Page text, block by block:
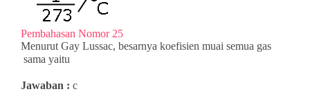
Pembahasan Nomor 25
Menurut Gay Lussac, besarnya koefisien muai semua gas
sama yaitu
Jawaban : c